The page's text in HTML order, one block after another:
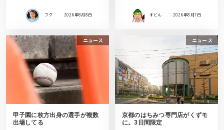
フク 2026年8月8日 すどん 2026年8月7日
ニュース
甲子園に枚方出身の選手が複数
出場してる
ニュース
京都のはちみつ専門店がくずモ
に。3日間限定